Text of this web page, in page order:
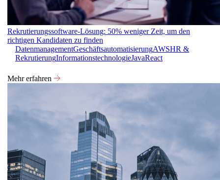
Rekrutierungssoftware-Lösung: 50% weniger Zeit, um den
richtigen Kandidaten zu finden
DatenmanagementGeschäftsautomatisierungAWSHR &
RekrutierungInformationstechnologieJavaReact
Mehr erfahren